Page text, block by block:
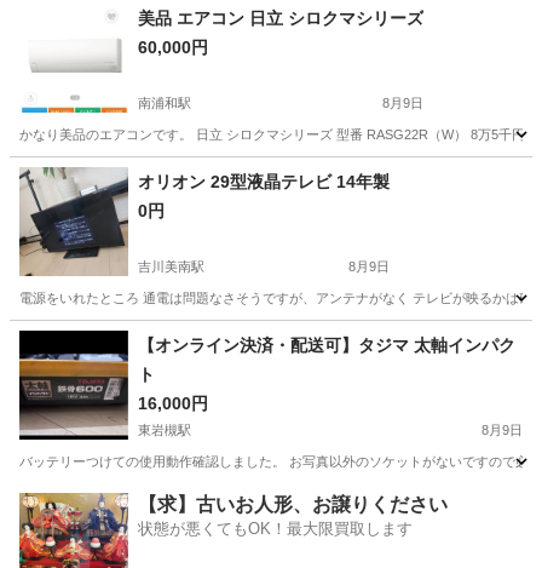
蕨駅 オーディオ イヤホン
美品 エアコン 日立 シロクマシリーズ
60,000円
南浦和駅 8月9日
かなり美品のエアコンです。 日立 シロクマシリーズ 型番 RASG22R（W） 8万5千円
埼玉 さいたま市 南浦和駅 季節、空調家電
オリオン 29型液晶テレビ 14年製
0円
吉川美南駅 8月9日
電源をいれたところ 通電は問題なさそうですが、アンテナがなく テレビが映るかは確
埼玉 吉川市 吉川美南駅 テレビ
【オンライン決済・配送可】タジマ 太軸インパク
ト
16,000円
東岩槻駅 8月9日
バッテリーつけての使用動作確認しました。 お写真以外のソケットがないですので
埼玉 さいたま市 東岩槻駅 その他
【求】古いお人形、お譲りください
状態が悪くてもOK！最大限買取します